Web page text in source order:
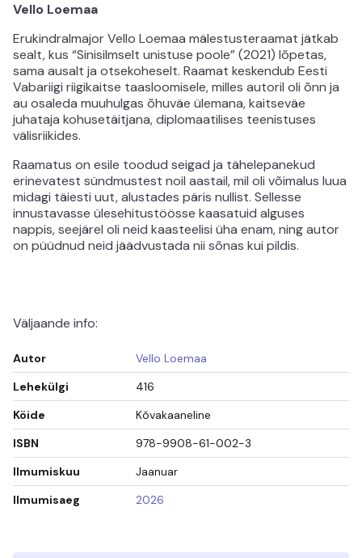
Vello Loemaa
Erukindralmajor Vello Loemaa mälestusteraamat jätkab
sealt, kus “Sinisilmselt unistuse poole” (2021) lõpetas,
sama ausalt ja otsekoheselt. Raamat keskendub Eesti
Vabariigi riigikaitse taasloomisele, milles autoril oli õnn ja
au osaleda muuhulgas õhuväe ülemana, kaitseväe
juhataja kohusetäitjana, diplomaatilises teenistuses
välisriikides.
Raamatus on esile toodud seigad ja tähelepanekud
erinevatest sündmustest noil aastail, mil oli võimalus luua
midagi täiesti uut, alustades päris nullist. Sellesse
innustavasse ülesehitustöösse kaasatuid alguses
nappis, seejärel oli neid kaasteelisi üha enam, ning autor
on püüdnud neid jäädvustada nii sõnas kui pildis.
Väljaande info:
Autor
Vello Loemaa
Lehekülgi
416
Köide
Kõvakaaneline
ISBN
978-9908-61-002-3
Ilmumiskuu
Jaanuar
Ilmumisaeg
2026